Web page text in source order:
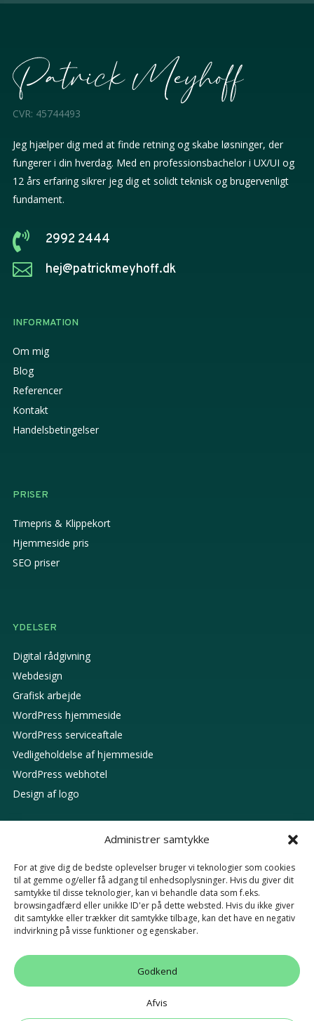
Administrer samtykke
For at give dig de bedste oplevelser bruger vi teknologier som cookies
til at gemme og/eller få adgang til enhedsoplysninger. Hvis du giver dit
samtykke til disse teknologier, kan vi behandle data som f.eks.
browsingadfærd eller unikke ID'er på dette websted. Hvis du ikke giver
dit samtykke eller trækker dit samtykke tilbage, kan det have en negativ
indvirkning på visse funktioner og egenskaber.
Godkend
Afvis
CVR: 45744493
Jeg hjælper dig med at finde retning og skabe løsninger, der
fungerer i din hverdag. Med en professionsbachelor i UX/UI og
12 års erfaring sikrer jeg dig et solidt teknisk og brugervenligt
fundament.
 2992 2444
 hej@patrickmeyhoff.dk
INFORMATION
Om mig
Blog
Referencer
Kontakt
Handelsbetingelser
PRISER
Timepris & Klippekort
Hjemmeside pris
SEO priser
YDELSER
Digital rådgivning
Webdesign
Grafisk arbejde
WordPress hjemmeside
WordPress serviceaftale
Vedligeholdelse af hjemmeside
WordPress webhotel
Design af logo
Lokal SEO
SEO Aabenraa
SEO Sønderborg
Google Ads pris
Gratis SEO analyse